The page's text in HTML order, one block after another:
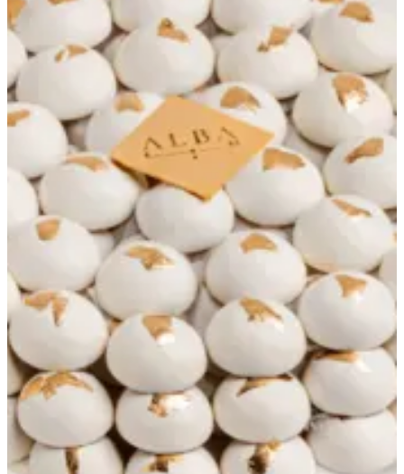
Petal tray - design 1
A white glass tray designed with flower petals, measuring
27 cm, filled with approximately 1000 grams of chocolate
ganache. Perfect for gifting or serving on special occasions
صينية من الزجاج الأبيض بتصميم بتلات الزهور، بقياس ٢٧
سم، تحتوي على حوالي 1000 غرام من شوكليت غاناش.
مثالية للإهداء أو الضيافة في المناسبات الخاصة
KWD 48